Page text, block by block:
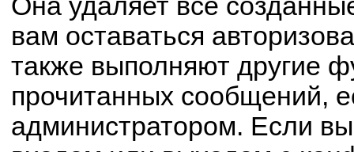
Она удаляет все
вам оставаться
также выполняют другие
прочитанных сообщений,
администратором. Если